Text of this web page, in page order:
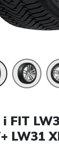
i FIT
LW31